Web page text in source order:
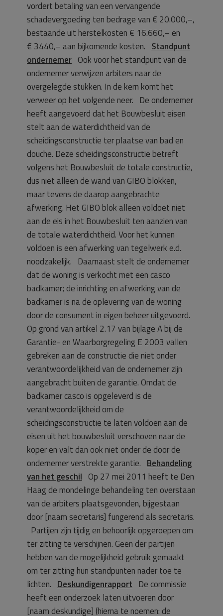
vordert betaling van een vervangende
schadevergoeding ten bedrage van € 20.000,–,
bestaande uit herstelkosten € 16.660,– en
€ 3440,– aan bijkomende kosten. Standpunt
ondernemer Ook voor het standpunt van de
ondernemer verwijzen arbiters naar de
overgelegde stukken. In de kern komt het
verweer op het volgende neer. De ondernemer
heeft aangevoerd dat het Bouwbesluit eisen
stelt aan de waterdichtheid van de
scheidingsconstructie ter plaatse van bad en
douche. Deze scheidingsconstructie betreft
volgens het Bouwbesluit de totale constructie,
dus niet alleen de wand van GIBO blokken,
maar tevens de daarop aangebrachte
afwerking. Het GIBO blok alleen voldoet niet
aan de eis in het Bouwbesluit ten aanzien van
de totale waterdichtheid. Voor het kunnen
voldoen is een afwerking van tegelwerk e.d.
noodzakelijk. Daarnaast stelt de ondernemer
dat de woning is verkocht met een casco
badkamer; de inrichting en afwerking van de
badkamer is na de oplevering van de woning
door de consument in eigen beheer uitgevoerd.
Op grond van artikel 2.17 van bijlage A bij de
Garantie- en Waarborgregeling E 2003 vallen
gebreken aan de constructie die niet onder
verantwoordelijkheid van de ondernemer zijn
aangebracht buiten de garantie. Omdat de
badkamer casco is opgeleverd is de
verantwoordelijkheid om de
scheidingsconstructie te laten voldoen aan de
eisen uit het bouwbesluit verschoven naar de
koper en valt dan ook niet onder de door de
ondernemer verstrekte garantie. Behandeling
van het geschil Op 27 mei 2011 heeft te Den
Haag de mondelinge behandeling ten overstaan
van de arbiters plaatsgevonden, bijgestaan
door [naam secretaris] fungerend als secretaris.
Partijen zijn tijdig en behoorlijk opgeroepen om
ter zitting te verschijnen. Geen der partijen
hebben van de mogelijkheid gebruik gemaakt
om ter zitting hun standpunten nader toe te
lichten. Deskundigenrapport De commissie
heeft een onderzoek laten uitvoeren door
[naam deskundige] (hierna te noemen: de